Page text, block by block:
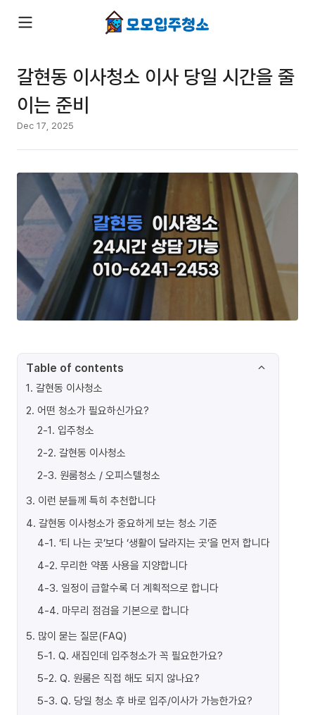
갈현동 이사청소 이사 당일 시간을 줄
이는 준비
Dec 17, 2025
Table of contents
1. 갈현동 이사청소
2. 어떤 청소가 필요하신가요?
2-1. 입주청소
2-2. 갈현동 이사청소
2-3. 원룸청소 / 오피스텔청소
3. 이런 분들께 특히 추천합니다
4. 갈현동 이사청소가 중요하게 보는 청소 기준
4-1. ‘티 나는 곳’보다 ‘생활이 달라지는 곳’을 먼저 합니다
4-2. 무리한 약품 사용을 지양합니다
4-3. 일정이 급할수록 더 계획적으로 합니다
4-4. 마무리 점검을 기본으로 합니다
5. 많이 묻는 질문(FAQ)
5-1. Q. 새집인데 입주청소가 꼭 필요한가요?
5-2. Q. 원룸은 직접 해도 되지 않나요?
5-3. Q. 당일 청소 후 바로 입주/이사가 가능한가요?